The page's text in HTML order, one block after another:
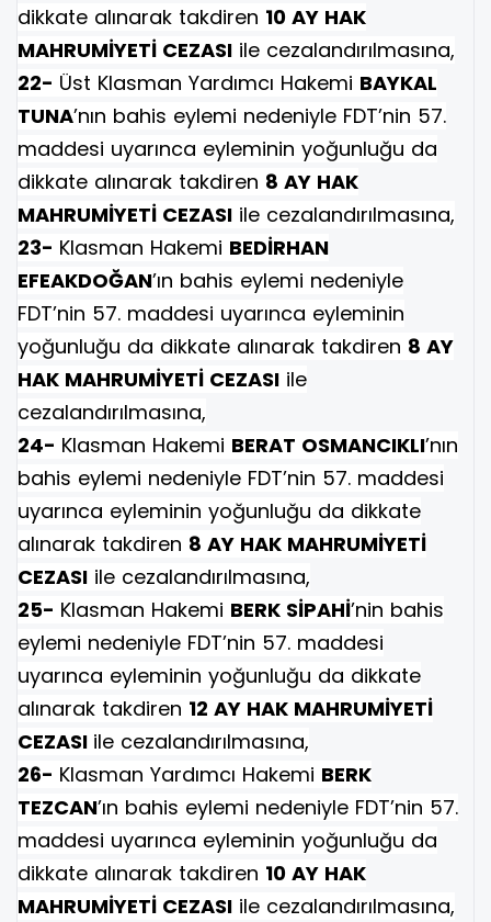
dikkate alınarak takdiren 10 AY HAK
MAHRUMİYETİ CEZASI ile cezalandırılmasına,
22- Üst Klasman Yardımcı Hakemi BAYKAL
TUNA’nın bahis eylemi nedeniyle FDT’nin 57.
maddesi uyarınca eyleminin yoğunluğu da
dikkate alınarak takdiren 8 AY HAK
MAHRUMİYETİ CEZASI ile cezalandırılmasına,
23- Klasman Hakemi BEDİRHAN
EFEAKDOĞAN’ın bahis eylemi nedeniyle
FDT’nin 57. maddesi uyarınca eyleminin
yoğunluğu da dikkate alınarak takdiren 8 AY
HAK MAHRUMİYETİ CEZASI ile
cezalandırılmasına,
24- Klasman Hakemi BERAT OSMANCIKLI’nın
bahis eylemi nedeniyle FDT’nin 57. maddesi
uyarınca eyleminin yoğunluğu da dikkate
alınarak takdiren 8 AY HAK MAHRUMİYETİ
CEZASI ile cezalandırılmasına,
25- Klasman Hakemi BERK SİPAHİ’nin bahis
eylemi nedeniyle FDT’nin 57. maddesi
uyarınca eyleminin yoğunluğu da dikkate
alınarak takdiren 12 AY HAK MAHRUMİYETİ
CEZASI ile cezalandırılmasına,
26- Klasman Yardımcı Hakemi BERK
TEZCAN’ın bahis eylemi nedeniyle FDT’nin 57.
maddesi uyarınca eyleminin yoğunluğu da
dikkate alınarak takdiren 10 AY HAK
MAHRUMİYETİ CEZASI ile cezalandırılmasına,